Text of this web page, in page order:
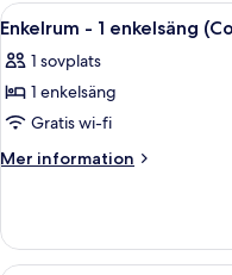
Öppna
alla
foton
för
Enkelrum
-
(Compact)
8
Enkelrum - 1 enkelsäng
1 sovplats
1 enkelsäng
Gratis wi-fi
Mer information
Mer
-